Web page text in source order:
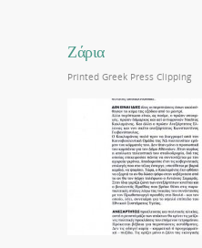
Ζάρια
Printed Greek Press Clipping